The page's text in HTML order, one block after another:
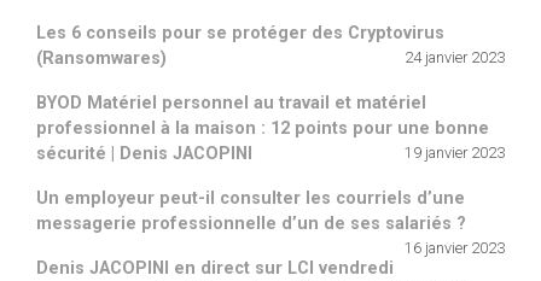
Les 6 conseils pour se protéger des Cryptovirus
(Ransomwares)
24 janvier 2023
BYOD Matériel personnel au travail et matériel
professionnel à la maison : 12 points pour une bonne
sécurité | Denis JACOPINI
19 janvier 2023
Un employeur peut-il consulter les courriels d’une
messagerie professionnelle d’un de ses salariés ?
16 janvier 2023
Denis JACOPINI en direct sur LCI vendredi